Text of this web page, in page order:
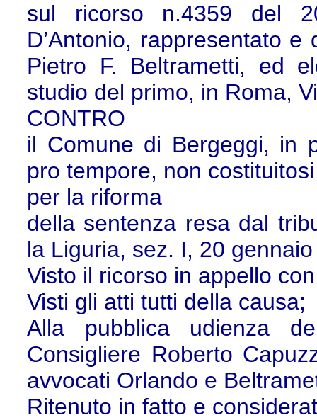
sul ricorso n.4359 del
D’Antonio, rappresentato
Pietro F. Beltrametti, ed
studio del primo, in Roma,
CONTRO
il Comune di Bergeggi, in
pro tempore, non
per la riforma
della sentenza resa dal
la Liguria, sez. I, 20
Visto il ricorso in appello
Visti gli atti tutti della causa;
Alla pubblica udienza
Consigliere Roberto
avvocati Orlando e
Ritenuto in fatto e